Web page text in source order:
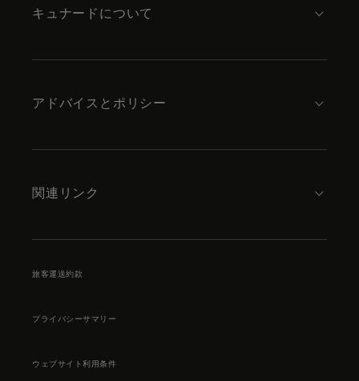
キュナードについて
アドバイスとポリシー
関連リンク
旅客運送約款
プライバシーサマリー
ウェブサイト利用条件